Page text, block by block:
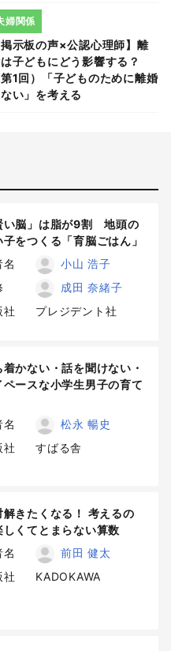
掲示板の声×公認心理師】離
子どもにどう影響する？
第1回）「子どものために離婚
ない」を考える
婦関係
い脳」は脂が9割 地頭の
子をつくる「育脳ごはん」
名
小山 浩子
成田 奈緒子
社
プレジデント社
着かない・話を聞けない・
ペースな小学生男子の育て
名
松永 暢史
社
すばる舎
解きたくなる！ 考えるの
しくてとまらない算数
名
前田 健太
社
KADOKAWA